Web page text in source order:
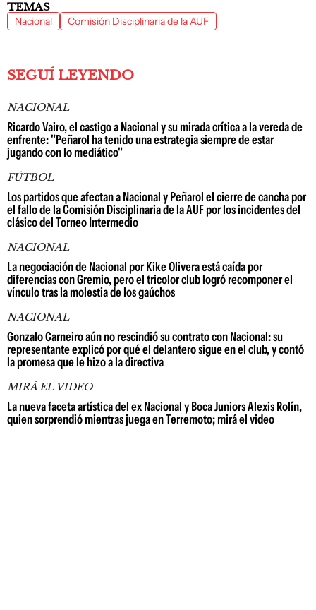
TEMAS
Nacional Comisión Disciplinaria de la AUF
SEGUÍ LEYENDO
NACIONAL
Ricardo Vairo, el castigo a Nacional y su mirada crítica a la vereda de
enfrente: "Peñarol ha tenido una estrategia siempre de estar
jugando con lo mediático"
FÚTBOL
Los partidos que afectan a Nacional y Peñarol el cierre de cancha por
el fallo de la Comisión Disciplinaria de la AUF por los incidentes del
clásico del Torneo Intermedio
NACIONAL
La negociación de Nacional por Kike Olivera está caída por
diferencias con Gremio, pero el tricolor club logró recomponer el
vínculo tras la molestia de los gaúchos
NACIONAL
Gonzalo Carneiro aún no rescindió su contrato con Nacional: su
representante explicó por qué el delantero sigue en el club, y contó
la promesa que le hizo a la directiva
MIRÁ EL VIDEO
La nueva faceta artística del ex Nacional y Boca Juniors Alexis Rolín,
quien sorprendió mientras juega en Terremoto; mirá el video